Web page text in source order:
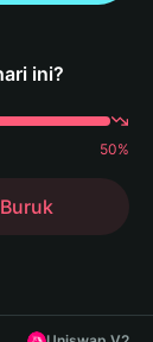
ini?
50%
Buruk